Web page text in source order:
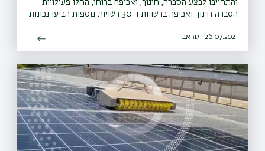
והתחייבו לבצע הסברה, חינוך, ואכיפה ברוחו, החלו פעילויות
הסברה חינוך ואכיפה ברשויות ו-30 רשויות נוספות הביעו נכונות
26.07.2021 | טז אב